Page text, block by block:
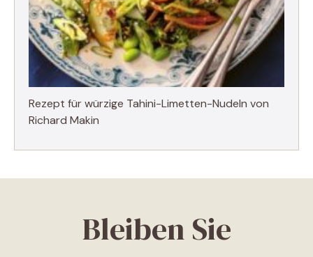
Rezept für würzige Tahini-Limetten-Nudeln von
Richard Makin
Bleiben Sie